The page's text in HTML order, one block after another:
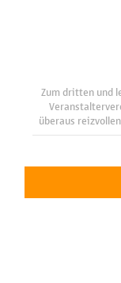
Zum dritten und
überaus
8.400 Meter, mit